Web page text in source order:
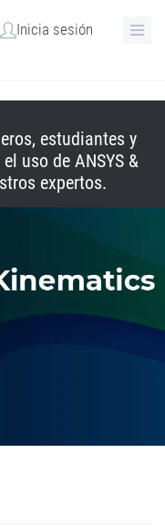
Inicia sesión
estudiantes y
uso de ANSYS &
expertos.